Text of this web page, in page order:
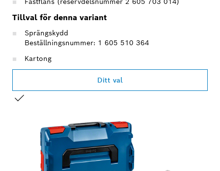
Tillval för denna variant
Sprängskydd
Beställningsnummer: 1 605 510 364
Kartong
Ditt val